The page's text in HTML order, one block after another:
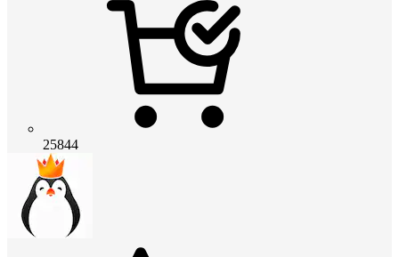
25844